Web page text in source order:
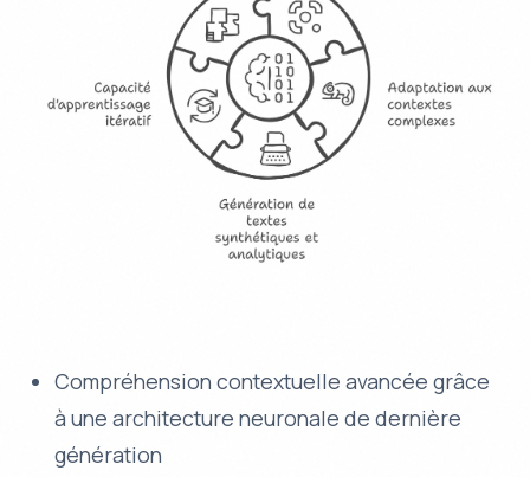
Compréhension contextuelle avancée grâce
à une architecture neuronale de dernière
génération